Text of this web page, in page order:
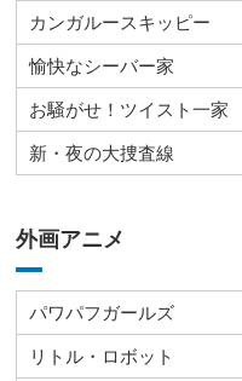
カンガルースキッピー
愉快なシーバー家
お騒がせ！ツイスト一家
新・夜の大捜査線
外画アニメ
パワパフガールズ
リトル・ロボット